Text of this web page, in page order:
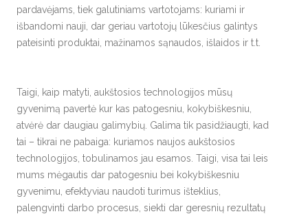
pardavėjams, tiek galutiniams vartotojams: kuriami ir
išbandomi nauji, dar geriau vartotojų lūkesčius galintys
pateisinti produktai, mažinamos sąnaudos, išlaidos ir t.t.
Taigi, kaip matyti, aukštosios technologijos mūsų
gyvenimą pavertė kur kas patogesniu, kokybiškesniu,
atvėrė dar daugiau galimybių. Galima tik pasidžiaugti, kad
tai – tikrai ne pabaiga: kuriamos naujos aukštosios
technologijos, tobulinamos jau esamos. Taigi, visa tai leis
mums mėgautis dar patogesniu bei kokybiškesniu
gyvenimu, efektyviau naudoti turimus išteklius,
palengvinti darbo procesus, siekti dar geresnių rezultatų